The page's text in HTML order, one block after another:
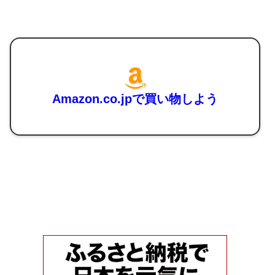
Amazon.co.jpで買い物しよう